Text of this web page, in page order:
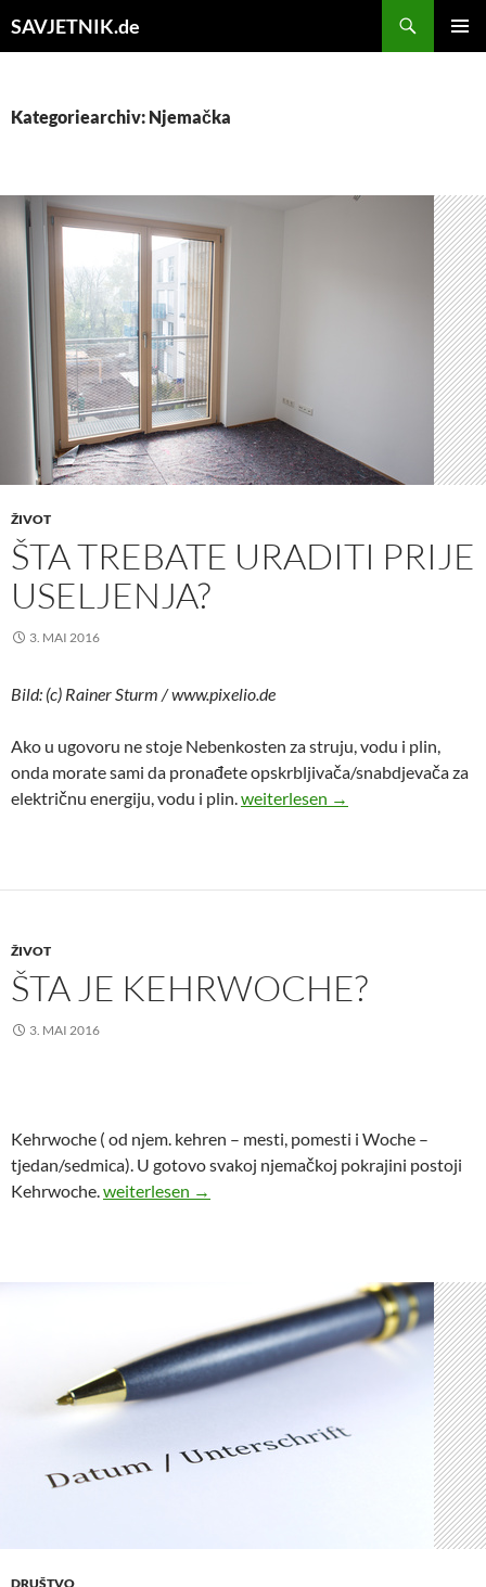
SAVJETNIK.de
Kategoriearchiv: Njemačka
ŽIVOT
ŠTA TREBATE URADITI PRIJE
USELJENJA?
3. MAI 2016
Bild: (c) Rainer Sturm / www.pixelio.de
Ako u ugovoru ne stoje Nebenkosten za struju, vodu i plin,
onda morate sami da pronađete opskrbljivača/snabdjevača za
električnu energiju, vodu i plin.Šta trebate uraditi prije
weiterlesen →
ŽIVOT
ŠTA JE KEHRWOCHE?
3. MAI 2016
Kehrwoche ( od njem. kehren – mesti, pomesti i Woche –
tjedan/sedmica). U gotovo svakoj njemačkoj pokrajini postoji
Kehrwoche.Šta je Kehrwoche?
weiterlesen →
DRUŠTVO